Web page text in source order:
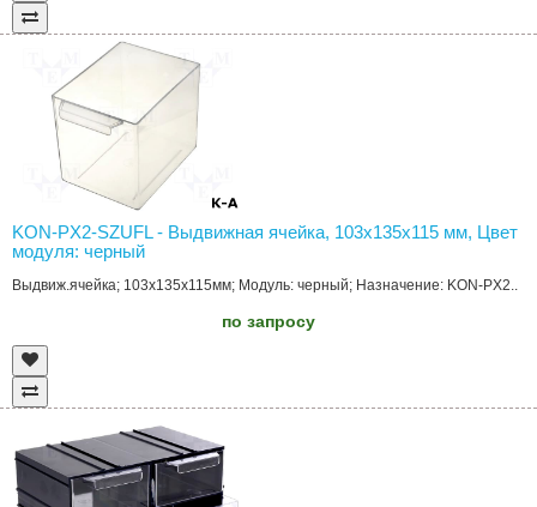
KON-PX2-SZUFL - Выдвижная ячейка, 103x135x115 мм, Цвет
модуля: черный
Выдвиж.ячейка; 103x135x115мм; Модуль: черный; Назначение: KON-PX2..
по запросу